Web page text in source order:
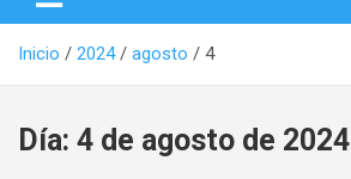
Inicio 2024 agosto 4
Día: 4 de agosto de 2024